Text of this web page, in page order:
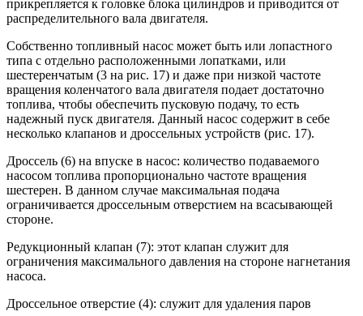
прикрепляется к головке блока цилиндров и приводится от
распределительного вала двигателя.
Собственно топливный насос может быть или лопастного
типа с отдельно расположенными лопатками, или
шестеренчатым (3 на рис. 17) и даже при низкой частоте
вращения коленчатого вала двигателя подает достаточно
топлива, чтобы обеспечить пусковую подачу, то есть
надежный пуск двигателя. Данный насос содержит в себе
несколько клапанов и дроссельных устройств (рис. 17).
Дроссель (6) на впуске в насос: количество подаваемого
насосом топлива пропорционально частоте вращения
шестерен. В данном случае максимальная подача
ограничивается дроссельным отверстием на всасывающей
стороне.
Редукционный клапан (7): этот клапан служит для
ограничения максимального давления на стороне нагнетания
насоса.
Дроссельное отверстие (4): служит для удаления паров